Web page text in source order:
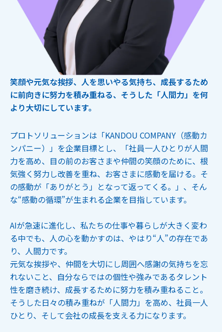
笑顔や元気な挨拶、人を思いやる気持ち、成長するため
に前向きに努力を積み重ねる、そうした「人間力」を何
より大切にしています。
プロトソリューションは「KANDOU COMPANY（感動カ
ンパニー）」を企業目標とし、「社員一人ひとりが人間
力を高め、目の前のお客さまや仲間の笑顔のために、根
気強く努力し改善を重ね、お客さまに感動を届ける。そ
の感動が「ありがとう」となって返ってくる。」、そん
な“感動の循環”が生まれる企業を目指しています。
AIが急速に進化し、私たちの仕事や暮らしが大きく変わ
る中でも、人の心を動かすのは、やはり“人”の存在であ
り、人間力です。
元気な挨拶や、仲間を大切にし周囲へ感謝の気持ちを忘
れないこと、自分ならではの個性や強みであるタレント
性を磨き続け、成長するために努力を積み重ねること。
そうした日々の積み重ねが「人間力」を高め、社員一人
ひとり、そして会社の成長を支える力になります。